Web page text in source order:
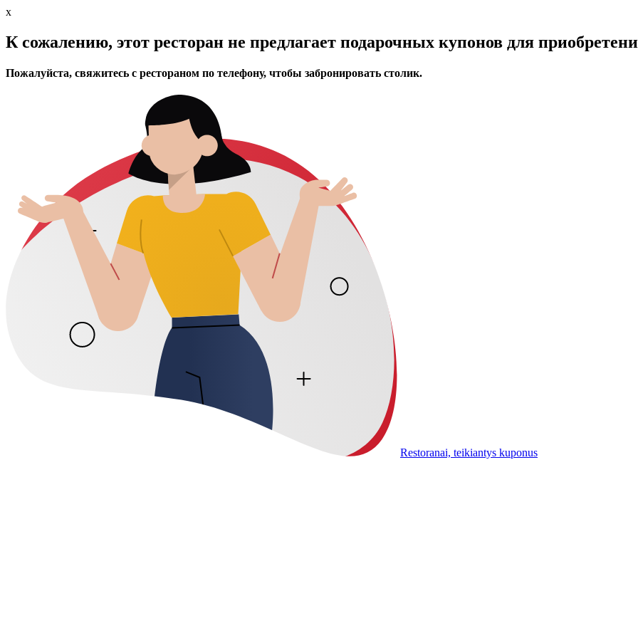
x
К сожалению, этот ресторан не предлагает подарочных купонов для
Пожалуйста, свяжитесь с рестораном по телефону, чтобы забронировать столик.
Restoranai, teikiantys kuponus